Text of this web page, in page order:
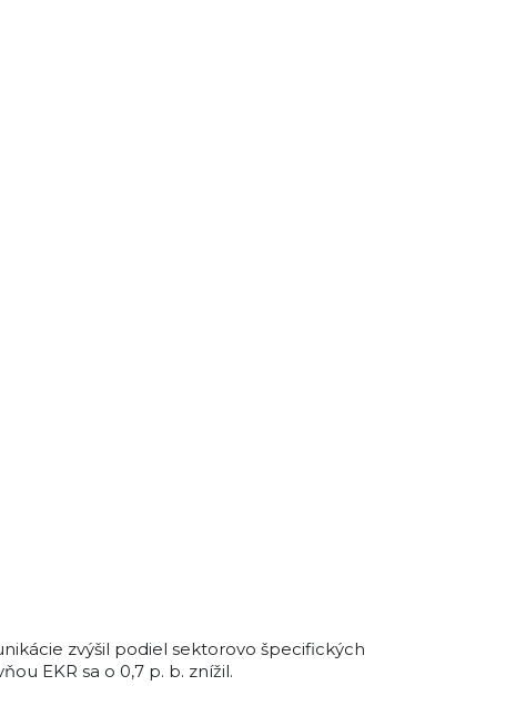
zvýšil podiel sektorovo špecifických
EKR sa o 0,7 p. b. znížil.